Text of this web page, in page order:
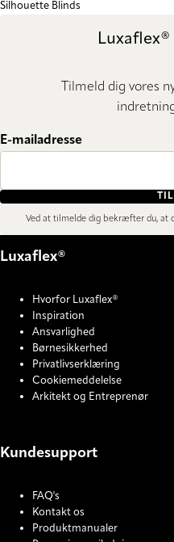
Silhouette Blinds
Tilmeld dig vores
E-mailadresse
Ved at tilmelde dig bekræfter du, at
Luxaflex®
Hvorfor Luxaflex®
Inspiration
Ansvarlighed
Børnesikkerhed
Privatlivserklæring
Cookiemeddelelse
Arkitekt og Entreprenør
Kundesupport
FAQ's
Kontakt os
Produktmanualer